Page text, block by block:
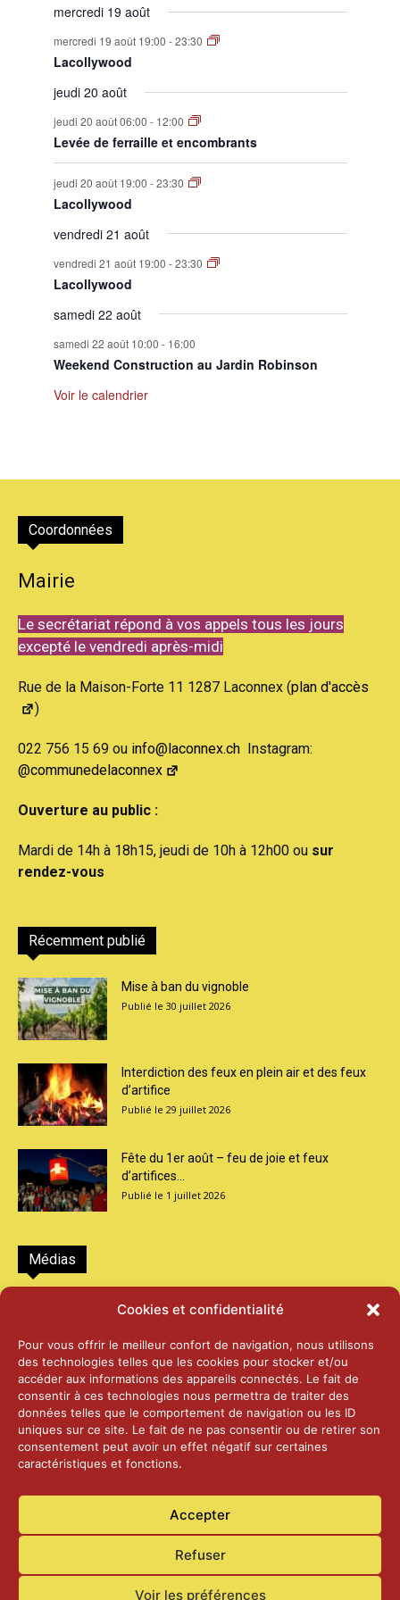
Cookies et confidentialité
Pour vous offrir le meilleur confort de navigation, nous utilisons
des technologies telles que les cookies pour stocker et/ou
accéder aux informations des appareils connectés. Le fait de
consentir à ces technologies nous permettra de traiter des
données telles que le comportement de navigation ou les ID
uniques sur ce site. Le fait de ne pas consentir ou de retirer son
consentement peut avoir un effet négatif sur certaines
caractéristiques et fonctions.
Accepter
Refuser
Voir les préférences
mercredi 19 août
mercredi 19 août 19:00 -23:30
Lacollywood
jeudi 20 août
jeudi 20 août 06:00 - 12:00
Levée de ferraille et encombrants
jeudi 20 août 19:00 -23:30
Lacollywood
vendredi 21 août
vendredi 21 août 19:00 -23:30
Lacollywood
samedi 22 août
samedi 22 août 10:00 - 16:00
Weekend Construction au Jardin Robinson
Voir le calendrier
Coordonnées
Mairie
Le secrétariat répond à vos appels tous les jours
excepté le vendredi après-midi
Rue de la Maison-Forte 11 1287 Laconnex (plan d'accès
)
022 756 15 69 ou info@laconnex.ch Instagram:
@communedelaconnex
Ouverture au public :
Mardi de 14h à 18h15, jeudi de 10h à 12h00 ou sur
rendez-vous
Récemment publié
Mise à ban du vignoble
30 juillet 2026
Interdiction des feux en plein air et des feux
d’artifice
29 juillet 2026
Fête du 1er août – feu de joie et feux
d’artifices...
1 juillet 2026
Médias
2026 – Laiterie d’Orsières et Abbaye de St-
25 juin 2026
2025 – Palais Fédéral – Berne
25 juin 2026
14 janvier 2025